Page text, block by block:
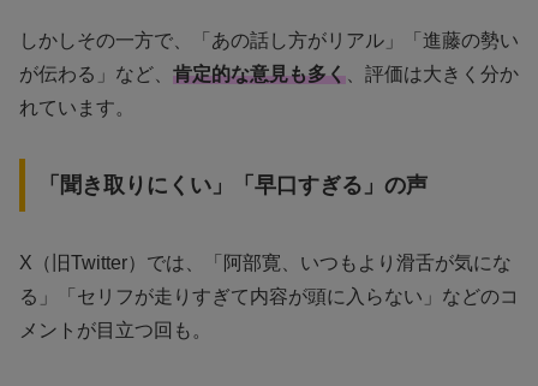
しかしその一方で、「あの話し方がリアル」「進藤の勢い
が伝わる」など、 肯定的な意見も多く 、評価は大きく分か
れています。
「聞き取りにくい」「早口すぎる」の声
X（旧Twitter）では、「阿部寛、いつもより滑舌が気にな
る」「セリフが走りすぎて内容が頭に入らない」などのコ
メントが目立つ回も。